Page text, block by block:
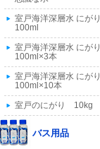
室戸海洋深層水 にがり
100ml
室戸海洋深層水 にがり
100ml×3本
室戸海洋深層水 にがり
100ml×10本
室戸のにがり 10kg
バス用品